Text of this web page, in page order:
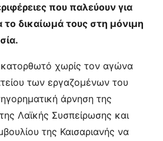
που παλεύουν για
το δικαίωμά τους στη μόνιμη
χωρίς τον αγώνα
των εργαζομένων του
άρνηση της
Λαϊκής Συσπείρωσης και
της Καισαριανής να